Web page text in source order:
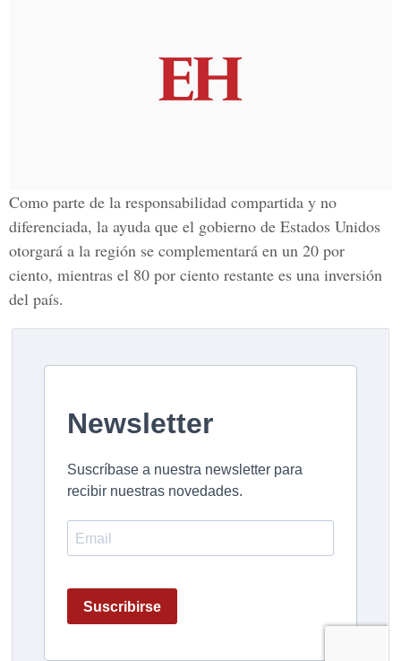
Como parte de la responsabilidad compartida y no
diferenciada, la ayuda que el gobierno de Estados Unidos
otorgará a la región se complementará en un 20 por
ciento, mientras el 80 por ciento restante es una inversión
del país.